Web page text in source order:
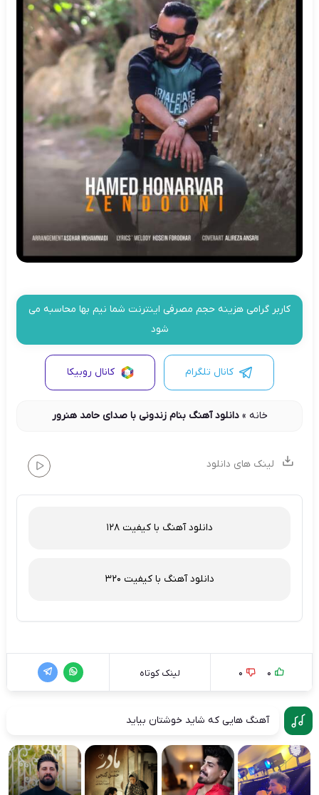
کاربر گرامی هزینه حجم مصرفی اینترنت شما نیم بها محاسبه می
شود
کانال تلگرام کانال روبیکا
خانه »دانلود آهنگ بنام زندونی با صدای حامد هنرور
لینک های دانلود
دانلود آهنگ با کیفیت 128
دانلود آهنگ با کیفیت 320
0
0 لینک کوتاه
آهنگ هایی که شاید خوشتان بیاید